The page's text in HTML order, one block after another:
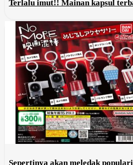
Terlalu imut!! Mainan kapsul
Sepertinya akan meledak